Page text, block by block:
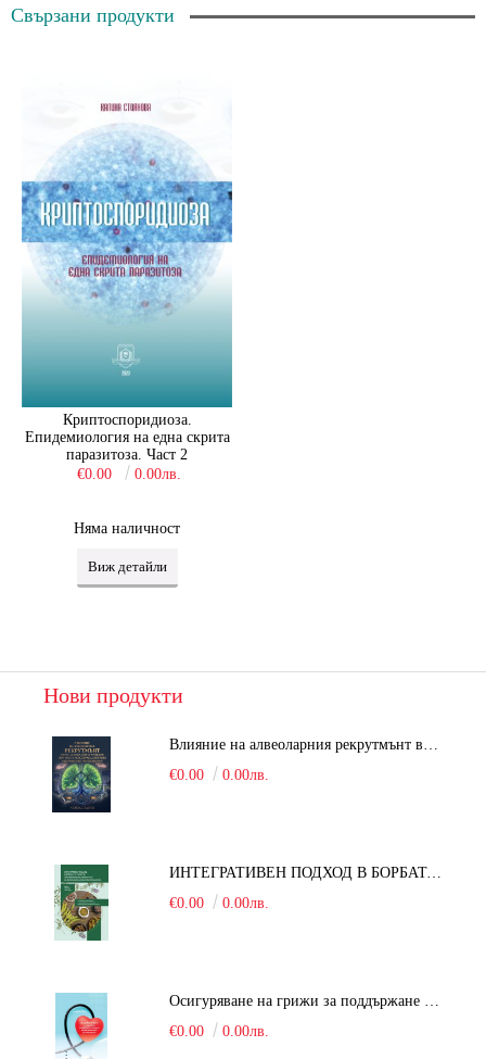
Свързани продукти
Криптоспоридиоза.
Епидемиология на една скрита
паразитоза. Част 2
€0.00
0.00лв.
Няма наличност
Виж детайли
Нови продукти
€0.00
0.00лв.
ИНТЕГРАТИВЕН ПОДХОД В БОРБАТА С COVID-19: От патогенезата на Sars-Cov-2 до фитомедицината и етноботаниката. Антивирусна активност и терапевтичен потенциал на българските лечебни растения
€0.00
0.00лв.
€0.00
0.00лв.